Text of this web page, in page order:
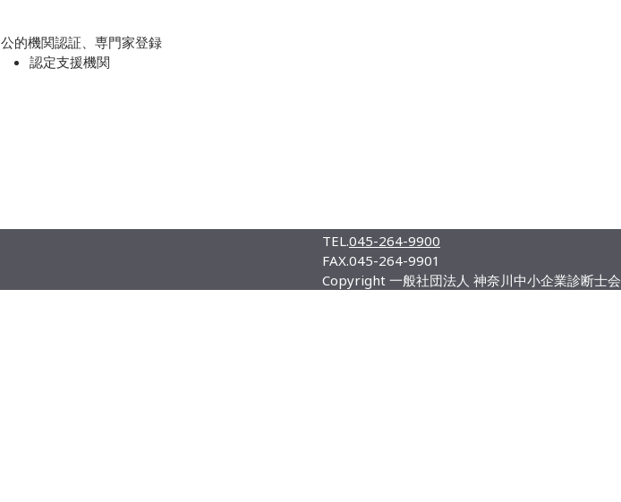
公的機関認証、専門家登録
認定支援機関
TEL.045-264-9900
FAX.045-264-9901
Copyright 一般社団法人 神奈川中小企業診断士会